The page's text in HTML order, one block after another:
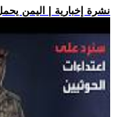
.. نشرة إخبارية | اليمن